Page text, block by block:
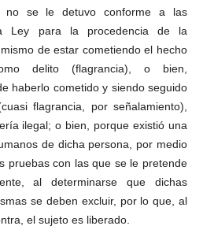
no se le detuvo conforme a las
Ley para la procedencia de la
de estar cometiendo el hecho
delito (flagrancia), o bien,
haberlo cometido y siendo seguido
flagrancia, por señalamiento),
ilegal; o bien, porque existió una
de dicha persona, por medio
pruebas con las que se le pretende
al determinarse que dichas
se deben excluir, por lo que, al
el sujeto es liberado.